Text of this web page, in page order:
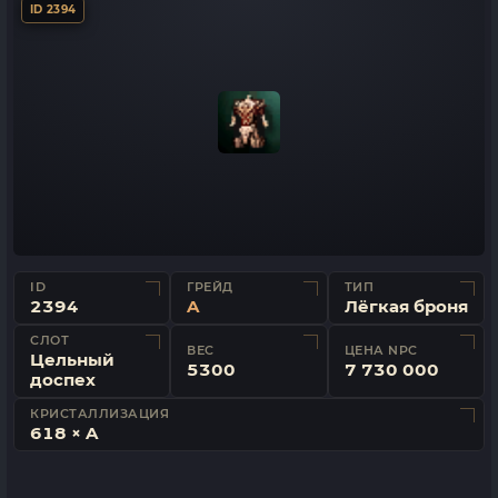
ID 2394
ID
2394
ГРЕЙД
A
ТИП
Лёгкая броня
СЛОТ
Цельный
доспех
ВЕС
5300
ЦЕНА NPC
7 730 000
КРИСТАЛЛИЗАЦИЯ
618 × A